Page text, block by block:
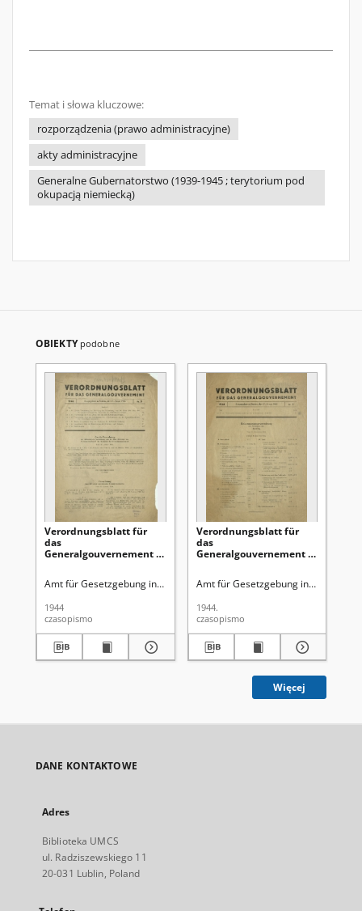
Temat i słowa kluczowe:
rozporządzenia (prawo administracyjne)
akty administracyjne
Generalne Gubernatorstwo (1939-1945 ; terytorium pod
okupacją niemiecką)
OBIEKTY podobne
Verordnungsblatt für
das
Generalgouvernement /
Regierung des
1944, Nr 3 (31 Januar)
Amt für Gesetzgebung in der Regierung des Generalgouverneurs
1944
czasopismo
Verordnungsblatt für
das
Generalgouvernement /
Regierung des
1944, Nr 2 (27 Januar)
Amt für Gesetzgebung in der
1944.
czasopismo
Więcej
DANE KONTAKTOWE
Adres
Biblioteka UMCS
ul. Radziszewskiego 11
20-031 Lublin, Poland